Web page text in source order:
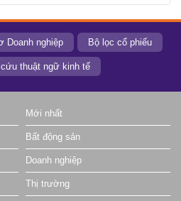
Doanh nghiệp Bộ lọc cổ phiếu
thuật ngữ kinh tế
Mới nhất
Bất động sản
Doanh nghiệp
Thị trường